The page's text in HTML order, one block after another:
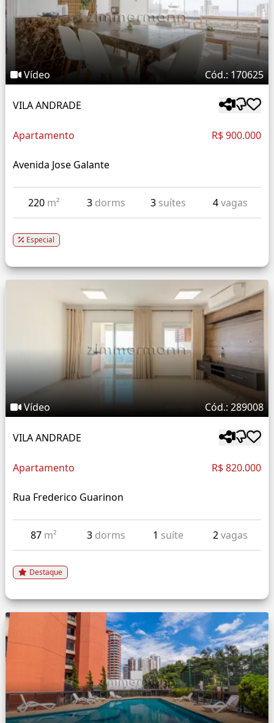
Vídeo Cód.: 170625
VILA ANDRADE
Apartamento R$ 900.000
Avenida Jose Galante
220 m² 3 dorms 3 suítes 4vagas
Especial
Vídeo Cód.: 289008
VILA ANDRADE
Apartamento R$ 820.000
Rua Frederico Guarinon
87 m² 3 dorms 1 suíte 2vagas
Destaque